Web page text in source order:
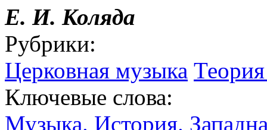
Е. И. Коляда
Рубрики:
Церковная музыка
Ключевые слова:
Музыка. История.